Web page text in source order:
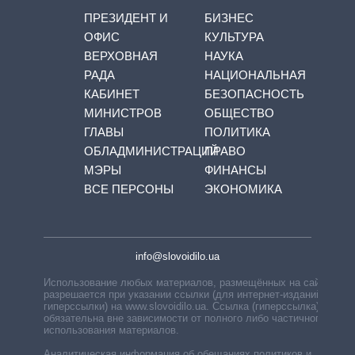
ПРЕЗИДЕНТ И
ОФИС
ВЕРХОВНАЯ
РАДА
КАБИНЕТ
МИНИСТРОВ
ГЛАВЫ
ОБЛАДМИНИСТРАЦИЙ
МЭРЫ
ВСЕ ПЕРСОНЫ
БИЗНЕС
КУЛЬТУРА
НАУКА
НАЦИОНАЛЬНАЯ
БЕЗОПАСНОСТЬ
ОБЩЕСТВО
ПОЛИТИКА
ПРАВО
ФИНАНСЫ
ЭКОНОМИКА
info@slovoidilo.ua
Использование любых материалов, размещённых на сайте,
разрешается при указании ссылки (для интернет-изданий —
гиперссылки) на www.slovoidilo.ua. Ссылка (гиперссылка)
обязательна вне зависимости от полного либо частичного
использования материалов.